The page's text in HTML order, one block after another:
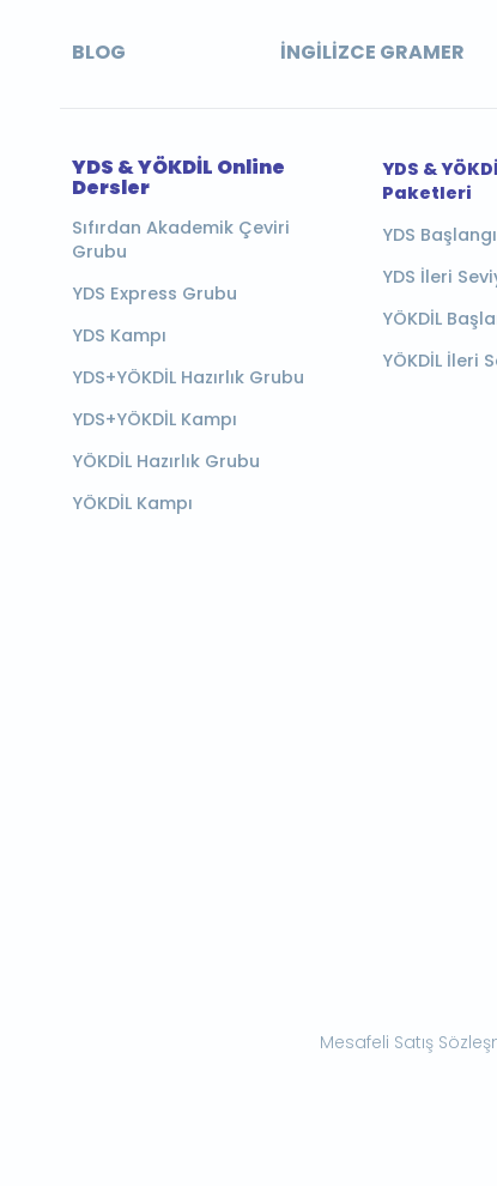
BLOG İNGILIZCE GRAMER
YDS & YÖKDİL Online
Dersler
Sıfırdan Akademik Çeviri
Grubu
YDS Express Grubu
YDS Kampı
YDS+YÖKDİL Hazırlık Grubu
YDS+YÖKDİL Kampı
YÖKDİL Hazırlık Grubu
YÖKDİL Kampı
YDS &
Paketleri
YDS
YDS İleri
YÖKDİL
YÖKDİL İleri
Mesafeli Satış